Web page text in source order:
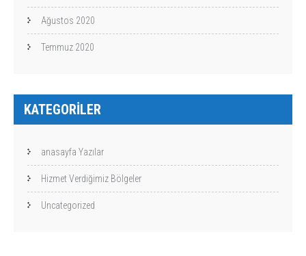
Ağustos 2020
Temmuz 2020
KATEGORILER
anasayfa Yazılar
Hizmet Verdiğimiz Bölgeler
Uncategorized